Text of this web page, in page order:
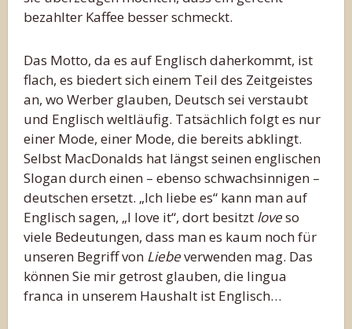
bezahlter Kaffee besser schmeckt.
Das Motto, da es auf Englisch daherkommt, ist
flach, es biedert sich einem Teil des Zeitgeistes
an, wo Werber glauben, Deutsch sei verstaubt
und Englisch weltläufig. Tatsächlich folgt es nur
einer Mode, einer Mode, die bereits abklingt.
Selbst MacDonalds hat längst seinen englischen
Slogan durch einen – ebenso schwachsinnigen –
deutschen ersetzt. „Ich liebe es“ kann man auf
Englisch sagen, „I love it“, dort besitzt loveso
viele Bedeutungen, dass man es kaum noch für
unseren Begriff von Liebeverwenden mag. Das
können Sie mir getrost glauben, die lingua
franca in unserem Haushalt ist Englisch…